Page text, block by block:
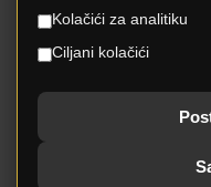
(max.100W).
Kolačići za analitiku
Ciljani kolačići